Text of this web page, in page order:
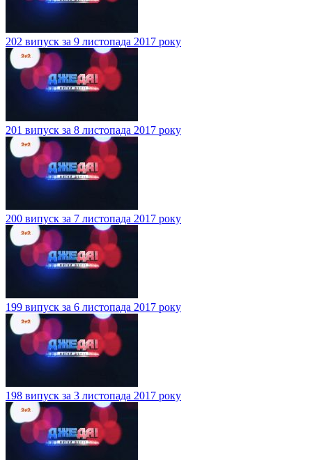
202 випуск за 9 листопада 2017 року
201 випуск за 8 листопада 2017 року
200 випуск за 7 листопада 2017 року
199 випуск за 6 листопада 2017 року
198 випуск за 3 листопада 2017 року